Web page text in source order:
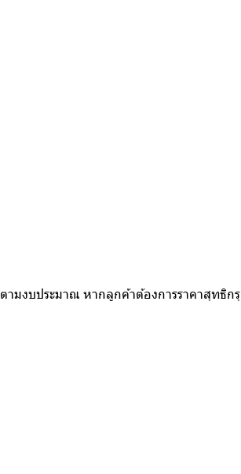
มงบประมาณ หากลูกค้าต้องการราคาสุทธิ